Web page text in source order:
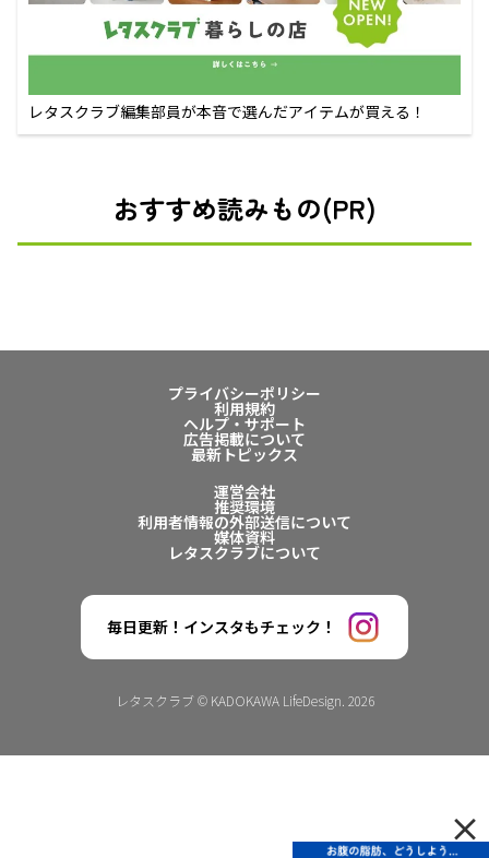
レタスクラブ編集部員が本音で選んだアイテムが買える！
おすすめ読みもの(PR)
プライバシーポリシー
利用規約
ヘルプ・サポート
広告掲載について
最新トピックス
運営会社
推奨環境
利用者情報の外部送信について
媒体資料
レタスクラブについて
毎日更新！インスタもチェック！
レタスクラブ © KADOKAWA LifeDesign. 2026
×